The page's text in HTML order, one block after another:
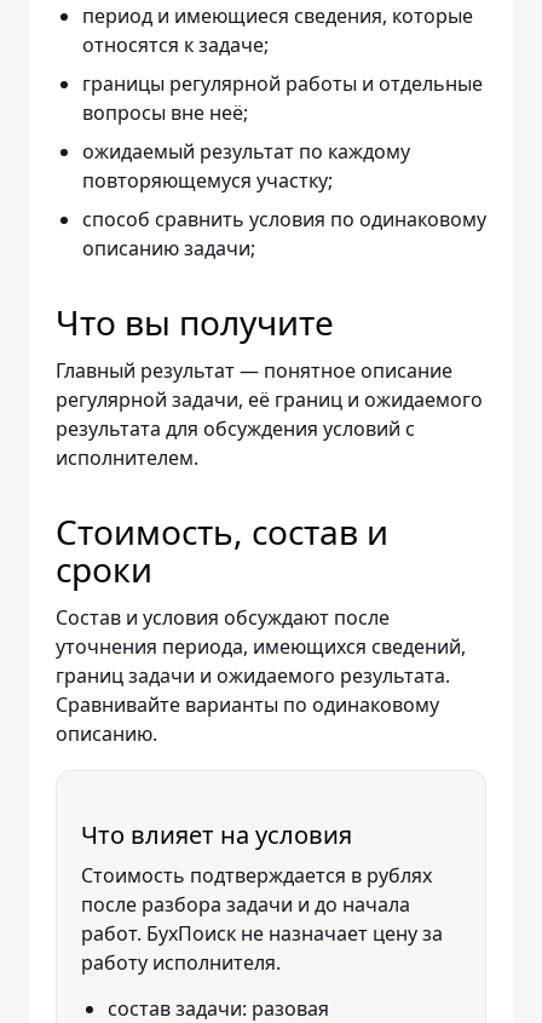
период и имеющиеся сведения, которые
относятся к задаче;
границы регулярной работы и отдельные
вопросы вне неё;
ожидаемый результат по каждому
повторяющемуся участку;
способ сравнить условия по одинаковому
описанию задачи;
Что вы получите
Главный результат — понятное описание
регулярной задачи, её границ и ожидаемого
результата для обсуждения условий с
исполнителем.
Стоимость, состав и
сроки
Состав и условия обсуждают после
уточнения периода, имеющихся сведений,
границ задачи и ожидаемого результата.
Сравнивайте варианты по одинаковому
описанию.
Что влияет на условия
Стоимость подтверждается в рублях
после разбора задачи и до начала
работ. БухПоиск не назначает цену за
работу исполнителя.
состав задачи: разовая